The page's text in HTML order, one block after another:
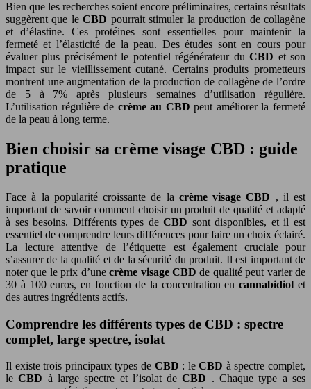
Bien que les recherches soient encore préliminaires, certains résultats
suggèrent que leCBD pourrait stimuler la production de collagène
et d’élastine. Ces protéines sont essentielles pour maintenir la
fermeté et l’élasticité de la peau. Des études sont en cours pour
évaluer plus précisément le potentiel régénérateur duCBD et son
impact sur le vieillissement cutané. Certains produits prometteurs
montrent une augmentation de la production de collagène de l’ordre
de 5 à 7% après plusieurs semaines d’utilisation régulière.
L’utilisation régulière de crème au CBDpeut améliorer la fermeté
de la peau à long terme.
Bien choisir sa crème visage CBD : guide
pratique
Face à la popularité croissante de la crème visage CBD , il est
important de savoir comment choisir un produit de qualité et adapté
à ses besoins. Différents types deCBD sont disponibles, et il est
essentiel de comprendre leurs différences pour faire un choix éclairé.
La lecture attentive de l’étiquette est également cruciale pour
s’assurer de la qualité et de la sécurité du produit. Il est important de
noter que le prix d’unecrème visage CBDde qualité peut varier de
30 à 100 euros, en fonction de la concentration encannabidiolet
des autres ingrédients actifs.
Comprendre les différents types de CBD : spectre
complet, large spectre, isolat
Il existe trois principaux types de CBD : leCBD à spectre complet,
leCBD à large spectre et l’isolat deCBD . Chaque type a ses